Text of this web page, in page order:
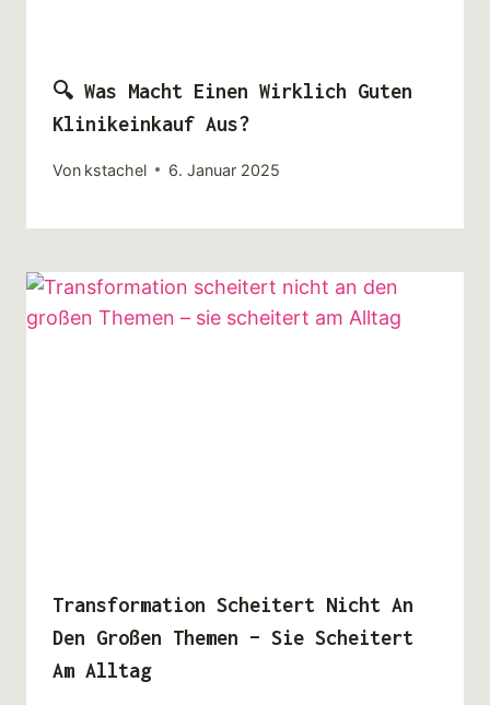
🔍 Was Macht Einen Wirklich Guten
Klinikeinkauf Aus?
Von kstachel 6. Januar 2025
Transformation Scheitert Nicht An
Den Großen Themen – Sie Scheitert
Am Alltag